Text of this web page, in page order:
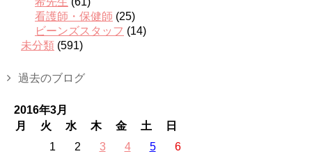
看護師・保健師 (25)
ビーンズスタッフ (14)
未分類 (591)
過去のブログ
2016年3月
月
火 水 木 金 土
日
1
2 3 4 5 6